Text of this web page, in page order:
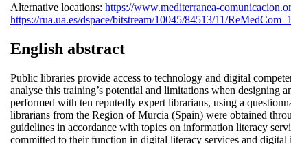
Alternative locations: https://www.mediterranea-
https://rua.ua.es/dspace/bitstream/10045/84513/11/
English abstract
Public libraries provide access to technology and digital
analyse this training’s potential and limitations when designing
performed with ten reputedly expert librarians, using a
librarians from the Region of Murcia (Spain) were obtained
guidelines in accordance with topics on information literacy
committed to their function in digital literacy services and digital